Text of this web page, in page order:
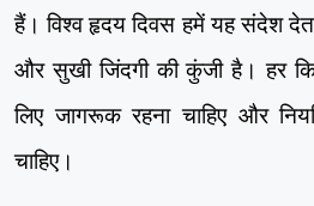
हैं। विश्व हृदय दिवस हमें यह संदेश
और सुखी जिंदगी की कुंजी है। हर
लिए जागरूक रहना चाहिए और
चाहिए।